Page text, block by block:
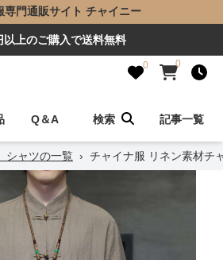
専門通販サイト チャイニー
以上のご購入で送料無料
0 0
Q＆A 検索 記事一覧
シャツの一覧 › チャイナ服 リネン素材チ